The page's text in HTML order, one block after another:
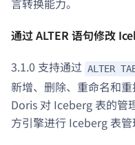
言转换能力。
通过 ALTER 语句修改
3.1.0 支持通过 ALTER
新增、删除、重命名和
Doris 对 Iceberg 表的管
方引擎进行 Iceberg 表管